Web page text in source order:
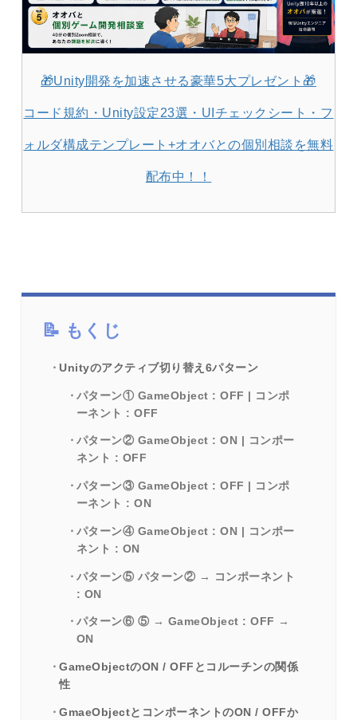
🎁Unity開発を加速させる豪華5大プレゼント🎁
コード規約・Unity設定23選・UIチェックシート・フ
ォルダ構成テンプレート+オオバとの個別相談を無料
配布中！！
もくじ
Unityのアクティブ切り替え6パターン
パターン① GameObject : OFF | コンポ
ーネント : OFF
パターン② GameObject : ON | コンポー
ネント : OFF
パターン③ GameObject : OFF | コンポ
ーネント : ON
パターン④ GameObject : ON | コンポー
ネント : ON
パターン⑤ パターン② → コンポーネント
: ON
パターン⑥ ⑤ → GameObject : OFF →
ON
GameObjectのON / OFFとコルーチンの関係
性
GmaeObjectとコンポーネントのON / OFFか